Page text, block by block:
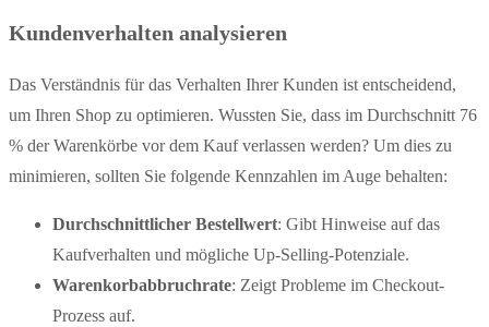
Kundenverhalten analysieren
Das Verständnis für das Verhalten Ihrer Kunden ist entscheidend,
um Ihren Shop zu optimieren. Wussten Sie, dass im Durchschnitt 76
% der Warenkörbe vor dem Kauf verlassen werden? Um dies zu
minimieren, sollten Sie folgende Kennzahlen im Auge behalten:
Durchschnittlicher Bestellwert: Gibt Hinweise auf das
Kaufverhalten und mögliche Up-Selling-Potenziale.
Warenkorbabbruchrate: Zeigt Probleme im Checkout-
Prozess auf.